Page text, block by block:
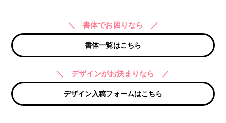
＼ 書体でお困りなら ／
書体一覧はこちら
＼ デザインがお決まりなら ／
デザイン入稿フォームはこちら